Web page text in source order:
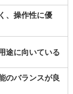
、操作性に優
途に向いている
のバランスが良